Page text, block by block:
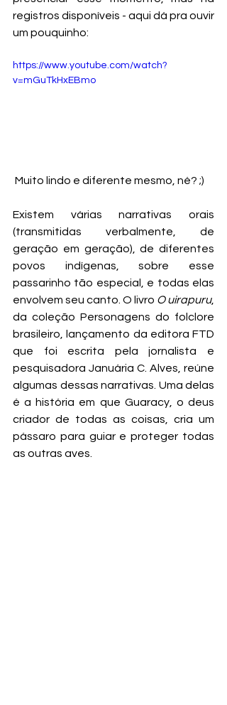
registros disponíveis - aqui dá pra ouvir
um pouquinho:
https://www.youtube.com/watch?
v=mGuTkHxEBmo
Muito lindo e diferente mesmo, né? ;)
Existem várias narrativas orais
(transmitidas verbalmente, de
geração em geração), de diferentes
povos indígenas, sobre esse
passarinho tão especial, e todas elas
envolvem seu canto. O livro O uirapuru,
da coleção Personagens do folclore
brasileiro, lançamento da editora FTD
que foi escrita pela jornalista e
pesquisadora Januária C. Alves, reúne
algumas dessas narrativas. Uma delas
é a história em que Guaracy, o deus
criador de todas as coisas, cria um
pássaro para guiar e proteger todas
as outras aves.